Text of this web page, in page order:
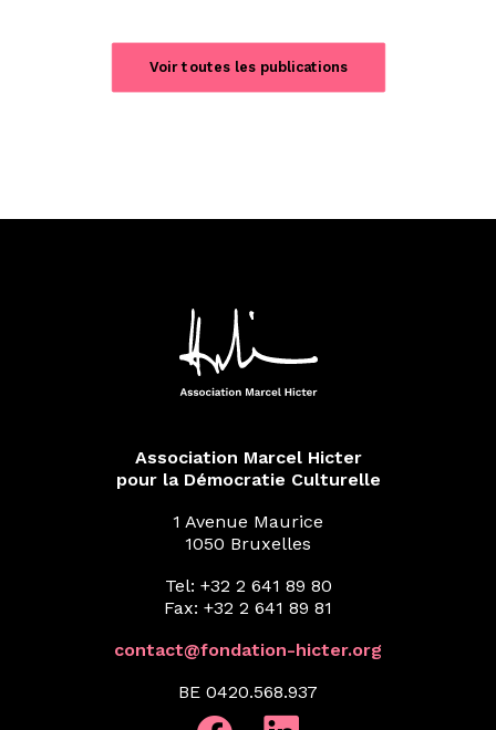
Voir toutes les publications
Association Marcel Hicter
pour la Démocratie Culturelle
1 Avenue Maurice
1050 Bruxelles
Tel: +32 2 641 89 80
Fax: +32 2 641 89 81
contact@fondation-hicter.org
BE 0420.568.937